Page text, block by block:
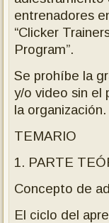
entrenadores
“Clicker
Program”.
Se prohíbe la
y/o video sin el
la organización.
TEMARIO
1. PARTE
Concepto de
El ciclo del